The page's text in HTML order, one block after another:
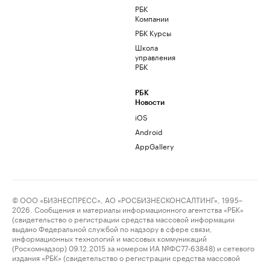
РБК
Компании
РБК Курсы
Школа
управления
РБК
РБК
Новости
iOS
Android
AppGallery
© ООО «БИЗНЕСПРЕСС», АО «РОСБИЗНЕСКОНСАЛТИНГ», 1995–
2026. Сообщения и материалы информационного агентства «РБК»
(свидетельство о регистрации средства массовой информации
выдано Федеральной службой по надзору в сфере связи,
информационных технологий и массовых коммуникаций
(Роскомнадзор) 09.12.2015 за номером ИА №ФС77-63848) и сетевого
издания «РБК» (свидетельство о регистрации средства массовой